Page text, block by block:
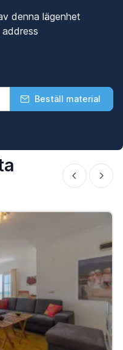
denna lägenhet
Beställ material